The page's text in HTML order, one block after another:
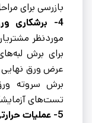
بازرسی برای
4- برشکاری ورق:
موردنظر
برای برش
عرض ورق
برش سروته
تست‌های
5- عملیات حرارتی: